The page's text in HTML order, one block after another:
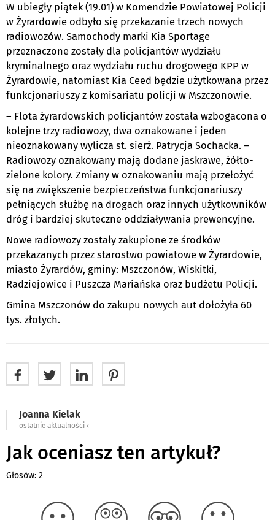
W ubiegły piątek (19.01) w Komendzie Powiatowej Policji
w Żyrardowie odbyło się przekazanie trzech nowych
radiowozów. Samochody marki Kia Sportage
przeznaczone zostały dla policjantów wydziału
kryminalnego oraz wydziału ruchu drogowego KPP w
Żyrardowie, natomiast Kia Ceed będzie użytkowana przez
funkcjonariuszy z komisariatu policji w Mszczonowie.
– Flota żyrardowskich policjantów została wzbogacona o
kolejne trzy radiowozy, dwa oznakowane i jeden
nieoznakowany wylicza st. sierż. Patrycja Sochacka. –
Radiowozy oznakowany mają dodane jaskrawe, żółto-
zielone kolory. Zmiany w oznakowaniu mają przełożyć
się na zwiększenie bezpieczeństwa funkcjonariuszy
pełniących służbę na drogach oraz innych użytkowników
dróg i bardziej skuteczne oddziaływania prewencyjne.
Nowe radiowozy zostały zakupione ze środków
przekazanych przez starostwo powiatowe w Żyrardowie,
miasto Żyrardów, gminy: Mszczonów, Wiskitki,
Radziejowice i Puszcza Mariańska oraz budżetu Policji.
Gmina Mszczonów do zakupu nowych aut dołożyła 60
tys. złotych.
Joanna Kielak
ostatnie aktualności ‹
Jak oceniasz ten artykuł?
Głosów: 2